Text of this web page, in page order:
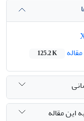
125.2 K
این مقاله